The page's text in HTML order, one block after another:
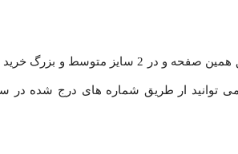
برای خرید موز پفکی از طریق فروشگاه اینترنتی میوه خشک خردادرخ می توانید از طریق همین صفحه و در 2 سایز
توانید ار طریق شماره های درج شده در